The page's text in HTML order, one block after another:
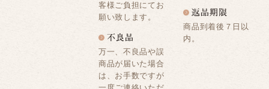
客様ご負担にてお
願い致します。
万一、不良品や誤
商品が届いた場合
は、お手数ですが
商品到着後７日以
内。